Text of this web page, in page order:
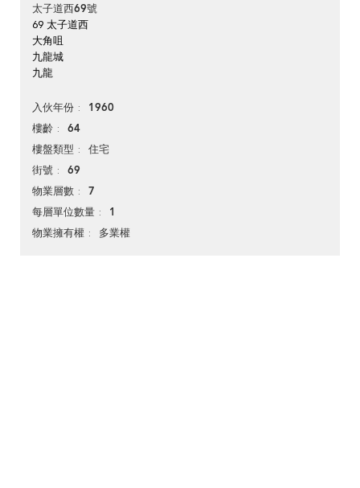
太子道西69號
69 太子道西
大角咀
九龍城
九龍
入伙年份 1960
樓齡 64
樓盤類型 住宅
街號 69
物業層數 7
每層單位數量 1
物業擁有權 多業權